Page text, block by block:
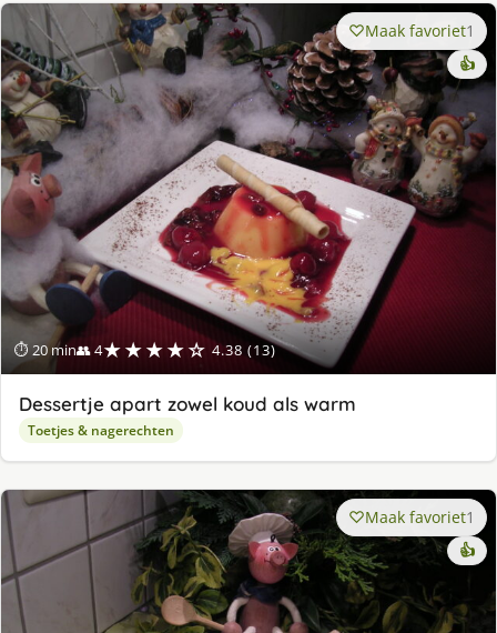
⏱ 20 min👥 4★★★★☆ 4.38 (13)
Maak favoriet1
👍
Dessertje apart zowel koud als warm
Toetjes & nagerechten
Maak favoriet1
👍